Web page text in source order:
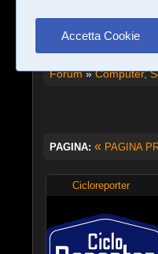
Accetta Cookie
Forum»Computer,
PAGINA: « PAGINA
Cicloreporter